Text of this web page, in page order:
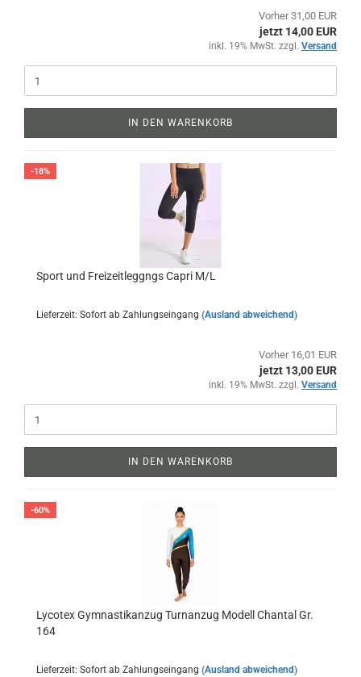
Vorher 31,00 EUR
jetzt 14,00 EUR
inkl. 19% MwSt. zzgl. Versand
IN DEN WARENKORB
-18%
Sport und Freizeitleggngs Capri M/L
Lieferzeit: Sofort ab Zahlungseingang (Ausland abweichend)
Vorher 16,01 EUR
jetzt 13,00 EUR
inkl. 19% MwSt. zzgl. Versand
IN DEN WARENKORB
-60%
Lycotex Gymnastikanzug Turnanzug Modell Chantal Gr.
164
Lieferzeit: Sofort ab Zahlungseingang (Ausland abweichend)